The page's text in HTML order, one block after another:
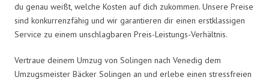
du genau weißt, welche Kosten auf dich zukommen. Unsere Preise
sind konkurrenzfähig und wir garantieren dir einen erstklassigen
Service zu einem unschlagbaren Preis-Leistungs-Verhältnis.
Vertraue deinem Umzug von Solingen nach Venedig dem
Umzugsmeister Bäcker Solingen an und erlebe einen stressfreien